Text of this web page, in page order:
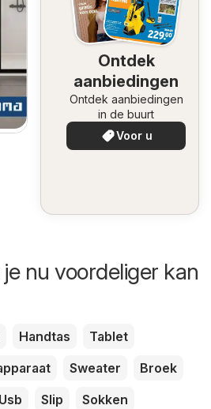
Ontdek
aanbiedingen
Ontdek aanbiedingen
in de buurt
Voor u
nu voordeliger kan
Handtas
Tablet
Sweater
Broek
Usb Slip
Sokken